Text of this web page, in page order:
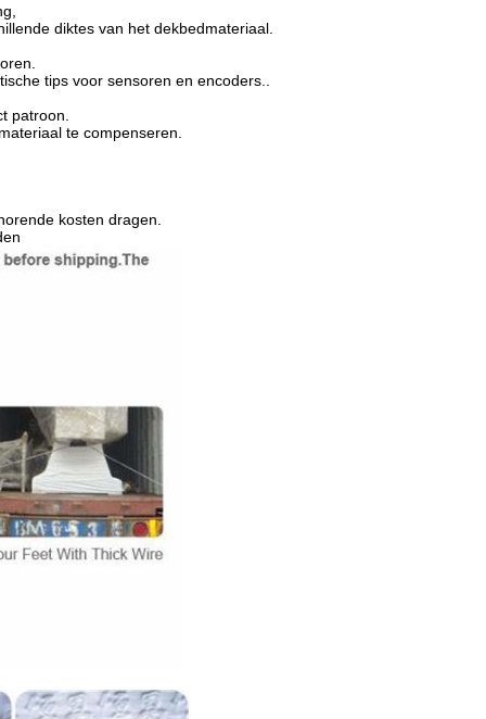
diktes van het dekbedmateriaal.
tips voor sensoren en encoders..
patroon.
te compenseren.
kosten dragen.